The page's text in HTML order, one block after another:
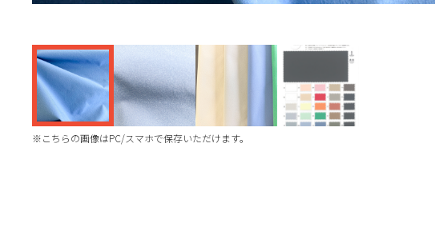
※こちらの画像はPC/スマホで保存いただけます。